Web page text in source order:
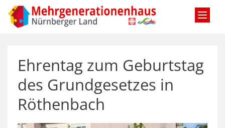
Zum Inhalt springen
Ehrentag zum Geburtstag
des Grundgesetzes in
Röthenbach